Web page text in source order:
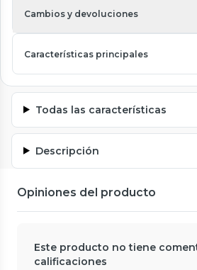
Cambios y devoluciones
Características principales
Todas las características
Descripción
Opiniones del producto
Este producto no tiene
calificaciones